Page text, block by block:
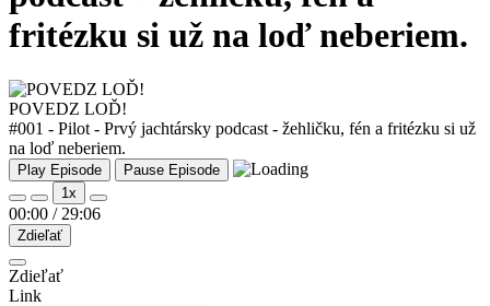
fritézku si už na loď neberiem.
POVEDZ LOĎ!
#001 - Pilot - Prvý jachtársky podcast - žehličku, fén a fritézku si už
na loď neberiem.
Play Episode
Pause Episode
1x
00:00 / 29:06
Zdieľať
Zdieľať
Link